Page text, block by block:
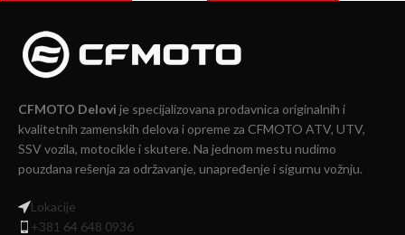
CFMOTO Delovi je specijalizovana prodavnica originalnih i
kvalitetnih zamenskih delova i opreme za CFMOTO ATV, UTV,
SSV vozila, motocikle i skutere. Na jednom mestu nudimo
pouzdana rešenja za održavanje, unapređenje i sigurnu vožnju.
Lokacije
+381 64 648 0936